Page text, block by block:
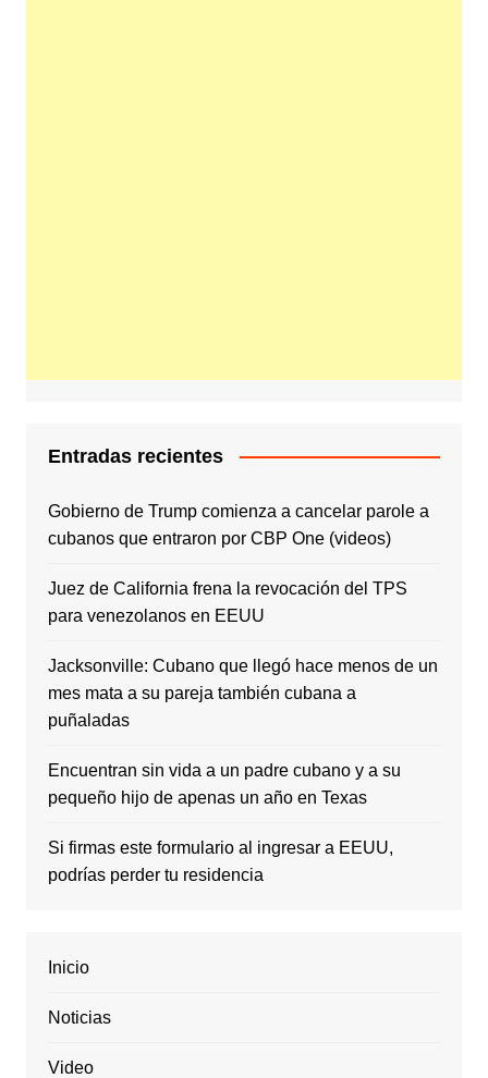
Entradas recientes
Gobierno de Trump comienza a cancelar parole a
cubanos que entraron por CBP One (videos)
Juez de California frena la revocación del TPS
para venezolanos en EEUU
Jacksonville: Cubano que llegó hace menos de un
mes mata a su pareja también cubana a
puñaladas
Encuentran sin vida a un padre cubano y a su
pequeño hijo de apenas un año en Texas
Si firmas este formulario al ingresar a EEUU,
podrías perder tu residencia
Inicio
Noticias
Video